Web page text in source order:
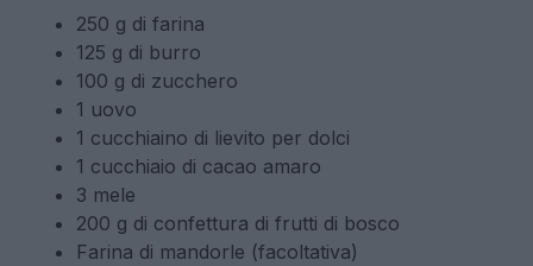
250 g di farina
125 g di burro
100 g di zucchero
1 uovo
1 cucchiaino di lievito per dolci
1 cucchiaio di cacao amaro
3 mele
200 g di confettura di frutti di bosco
Farina di mandorle (facoltativa)